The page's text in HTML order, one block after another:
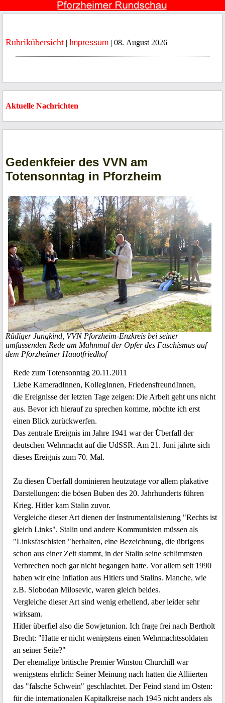
Rubrikübersicht | Impressum | 08. August 2026
Aktuelle Nachrichten
Gedenkfeier des VVN am
Totensonntag in Pforzheim
Rüdiger Jungkind, VVN Pforzheim-Enzkreis bei seiner
umfassenden Rede am Mahnmal der Opfer des Faschismus auf
dem Pforzheimer Hauotfriedhof
Rede zum Totensonntag 20.11.2011
Liebe KameradInnen, KollegInnen, FriedensfreundInnen,
die Ereignisse der letzten Tage zeigen: Die Arbeit geht uns nicht
aus. Bevor ich hierauf zu sprechen komme, möchte ich erst
einen Blick zurückwerfen.
Das zentrale Ereignis im Jahre 1941 war der Überfall der
deutschen Wehrmacht auf die UdSSR. Am 21. Juni jährte sich
dieses Ereignis zum 70. Mal.
Zu diesen Überfall dominieren heutzutage vor allem plakative
Darstellungen: die bösen Buben des 20. Jahrhunderts führen
Krieg. Hitler kam Stalin zuvor.
Vergleiche dieser Art dienen der Instrumentalisierung "Rechts ist
gleich Links". Stalin und andere Kommunisten müssen als
"Linksfaschisten "herhalten, eine Bezeichnung, die übrigens
schon aus einer Zeit stammt, in der Stalin seine schlimmsten
Verbrechen noch gar nicht begangen hatte. Vor allem seit 1990
haben wir eine Inflation aus Hitlers und Stalins. Manche, wie
z.B. Slobodan Milosevic, waren gleich beides.
Vergleiche dieser Art sind wenig erhellend, aber leider sehr
wirksam.
Hitler überfiel also die Sowjetunion. Ich frage frei nach Bertholt
Brecht: "Hatte er nicht wenigstens einen Wehrmachtssoldaten
an seiner Seite?"
Der ehemalige britische Premier Winston Churchill war
wenigstens ehrlich: Seiner Meinung nach hatten die Alliierten
das "falsche Schwein" geschlachtet. Der Feind stand im Osten:
für die internationalen Kapitalkreise nach 1945 nicht anders als